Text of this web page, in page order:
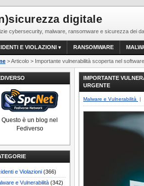
digitale
cybersecurity, malware, ransomware e sicurezza dei
E VIOLAZIONI RANSOMWARE
> Articolo > Importante vulnerabilità scoperta nel
Questo è un blog nel
Fediverso
e Violazioni (366)
e Vulnerabilità (342)
IMPORTANTE
URGENTE
Malware e Vulnerabilità |